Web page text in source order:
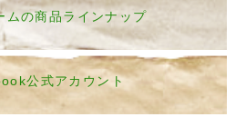
ムの商品ラインナップ
公式アカウント